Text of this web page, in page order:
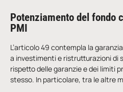
Potenziamento del fondo
PMI
L’articolo 49 contempla la
a investimenti e ristrutturazioni di
rispetto delle garanzie e dei limiti
stesso. In particolare, tra le altre